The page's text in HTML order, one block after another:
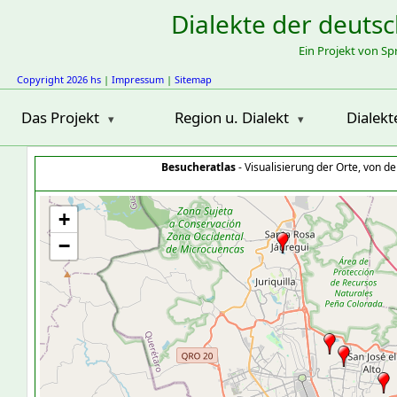
Dialekte der
Ein Projekt von
Copyright 2026 hs | Impressum | Sitemap
Das Projekt Region u. Dialekt
Besucheratlas- Visualisierung der Orte, von
+
−